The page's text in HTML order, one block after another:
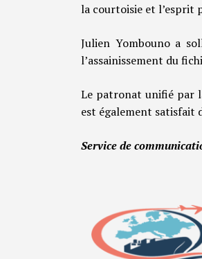
la courtoisie et l’esprit
Julien Yombouno a
l’assainissement du
Le patronat unifié par
est également satisfait
Service de